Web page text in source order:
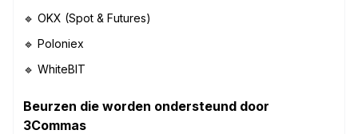
🔹 OKX (Spot & Futures)
🔹 Poloniex
🔹 WhiteBIT
Beurzen die worden ondersteund door
3Commas